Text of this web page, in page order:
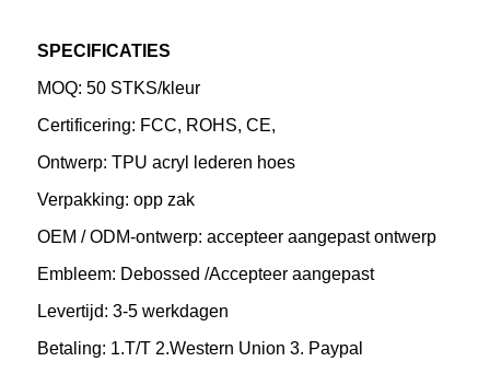
SPECIFICATIES
MOQ: 50 STKS/kleur
Certificering: FCC, ROHS, CE,
Ontwerp: TPU acryl lederen hoes
Verpakking: opp zak
OEM / ODM-ontwerp: accepteer aangepast ontwerp
Embleem: Debossed /Accepteer aangepast
Levertijd: 3-5 werkdagen
Betaling: 1.T/T 2.Western Union 3. Paypal